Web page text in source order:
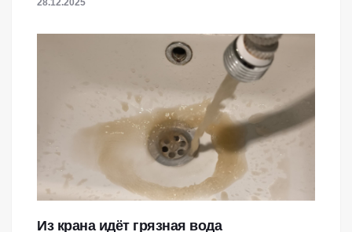
28.12.2025
Из крана идёт грязная вода